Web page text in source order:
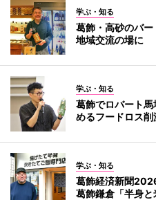
学ぶ・知る
葛飾・高砂のバ
地域交流の場に
学ぶ・知る
葛飾でロバート
めるフードロス削
学ぶ・知る
葛飾経済新聞
葛飾鎌倉「半身と